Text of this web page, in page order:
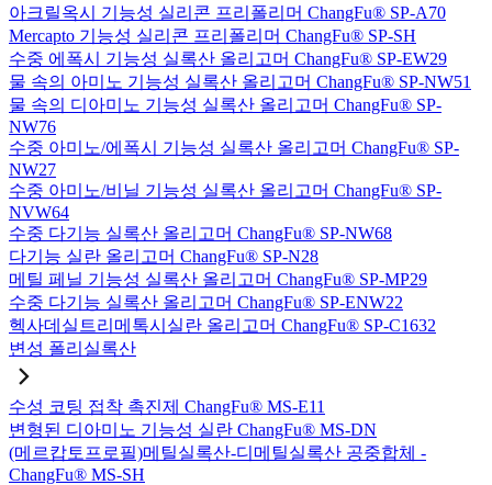
아크릴옥시 기능성 실리콘 프리폴리머 ChangFu® SP-A70
Mercapto 기능성 실리콘 프리폴리머 ChangFu® SP-SH
수중 에폭시 기능성 실록산 올리고머 ChangFu® SP-EW29
물 속의 아미노 기능성 실록산 올리고머 ChangFu® SP-NW51
물 속의 디아미노 기능성 실록산 올리고머 ChangFu® SP-
NW76
수중 아미노/에폭시 기능성 실록산 올리고머 ChangFu® SP-
NW27
수중 아미노/비닐 기능성 실록산 올리고머 ChangFu® SP-
NVW64
수중 다기능 실록산 올리고머 ChangFu® SP-NW68
다기능 실란 올리고머 ChangFu® SP-N28
메틸 페닐 기능성 실록산 올리고머 ChangFu® SP-MP29
수중 다기능 실록산 올리고머 ChangFu® SP-ENW22
헥사데실트리메톡시실란 올리고머 ChangFu® SP-C1632
변성 폴리실록산
수성 코팅 접착 촉진제 ChangFu® MS-E11
변형된 디아미노 기능성 실란 ChangFu® MS-DN
(메르캅토프로필)메틸실록산-디메틸실록산 공중합체 -
ChangFu® MS-SH